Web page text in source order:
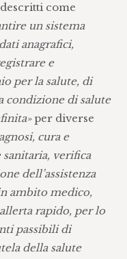
come
un sistema
anagrafici,
e
per la salute, di
condizione di salute
per diverse
cura e
verifica
dell’assistenza
ambito medico,
rapido, per lo
passibili di
della salute